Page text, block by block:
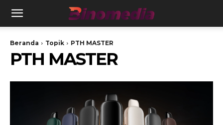
Beranda Topik PTH MASTER
PTH MASTER